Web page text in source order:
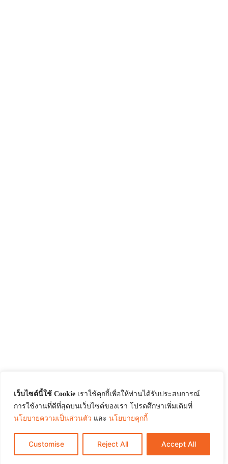
เว็บไซต์นี้ใช้ Cookie เราใช้คุกกี้เพื่อให้ท่านได้รับประสบการณ์
การใช้งานที่ดีที่สุดบนเว็บไซต์ของเรา โปรดศึกษาเพิ่มเติมที่
นโยบายความเป็นส่วนตัว และ นโยบายคุกกี้
Customise Reject All Accept All